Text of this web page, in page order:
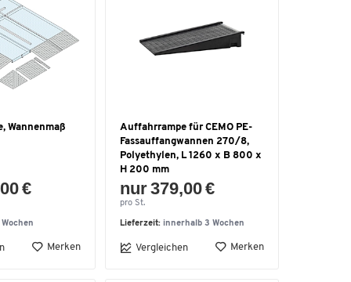
Wannenmaß
€
Merken
Auffahrrampe für CEMO PE-
Fassauffangwannen 270/8,
Polyethylen, L 1260 x B 800 x
H 200 mm
nur 379,00 €
pro St.
Lieferzeit: innerhalb 3 Wochen
Vergleichen Merken